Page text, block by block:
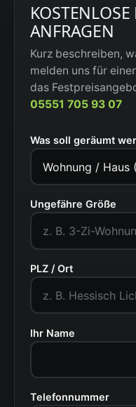
ANFRAGEN
Kurz beschreiben,
melden uns für
das
05551 705 93 07
Was soll geräumt
Ungefähre Größe
PLZ / Ort
Ihr Name
Telefonnummer